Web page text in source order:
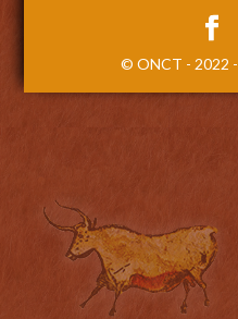
© ONCT - 2022 -